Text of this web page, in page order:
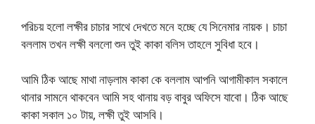
পরিচয় হলো লক্ষীর চাচার সাথে দেখতে মনে হচ্ছে যে সিনেমার নায়ক। চাচা
বললাম তখন লক্ষী বললো শুন তুই কাকা বলিস তাহলে সুবিধা হবে।
আমি ঠিক আছে মাথা নাড়লাম কাকা কে বললাম আপনি আগামীকাল সকালে
থানার সামনে থাকবেন আমি সহ থানায় বড় বাবুর অফিসে যাবো। ঠিক আছে
কাকা সকাল ১০ টায়, লক্ষী তুই আসবি।